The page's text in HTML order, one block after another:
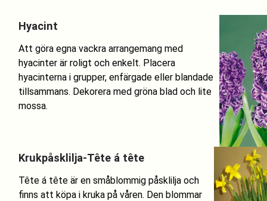
Hyacint
Att göra egna vackra arrangemang med
hyacinter är roligt och enkelt. Placera
hyacinterna i grupper, enfärgade eller blandade
tillsammans. Dekorera med gröna blad och lite
mossa.
Krukpåsklilja-Tête á tête
Tête á tête är en småblommig påsklilja och
finns att köpa i kruka på våren. Den blommar